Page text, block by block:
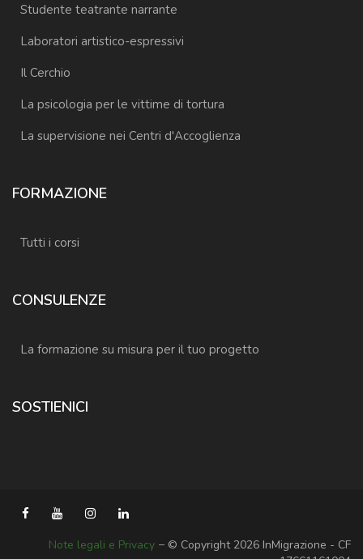
Studente teatrante narrante
Laboratori artistico-espressivi
Il Cerchio
La psicologia per le vittime di tortura
La supervisione nei Centri d'Accoglienza
FORMAZIONE
Tutti i corsi
CONSULENZE
La formazione su misura per il tuo progetto
SOSTIENICI
Note legali e Privacy − © Copyright 2026 InMigrazione - CF